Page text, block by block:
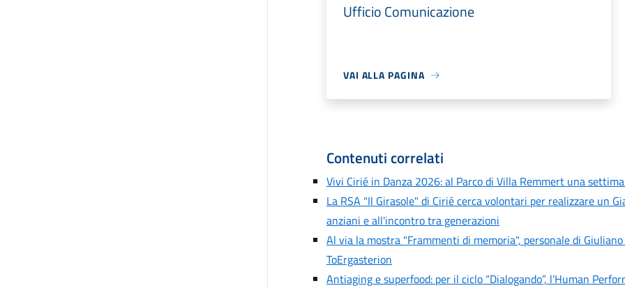
Ufficio Comunicazione
VAI ALLA PAGINA
Contenuti correlati
Vivi Cirié in Danza 2026: al Parco di Villa Remmert una
La RSA "Il Girasole" di Cirié cerca volontari per realizzare un
anziani e all'incontro tra generazioni
Al via la mostra "Frammenti di memoria", personale di
ToErgasterion
Antiaging e superfood: per il ciclo “Dialogando”, l’Human